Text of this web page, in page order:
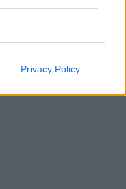
Privacy Policy